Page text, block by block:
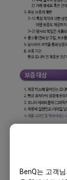
BenQ는 고객